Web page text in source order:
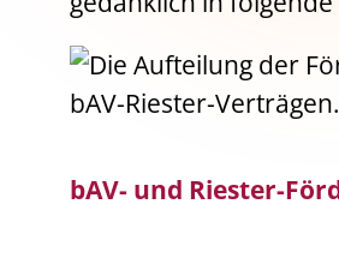
bAV- und Riester-